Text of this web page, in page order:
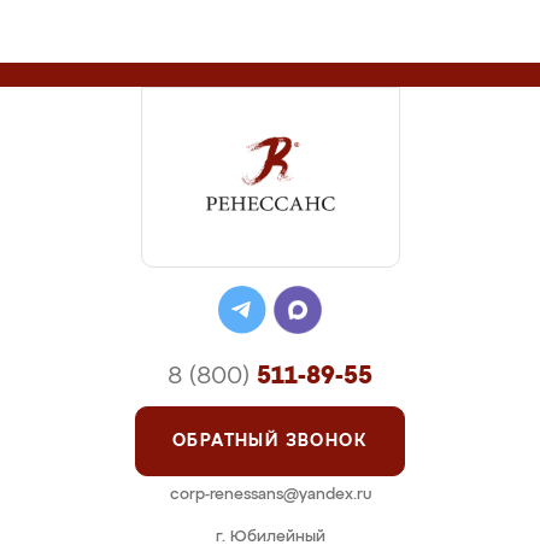
г. Юбилейный
8 (800) 511-89-55
ОБРАТНЫЙ ЗВОНОК
corp-renessans@yandex.ru